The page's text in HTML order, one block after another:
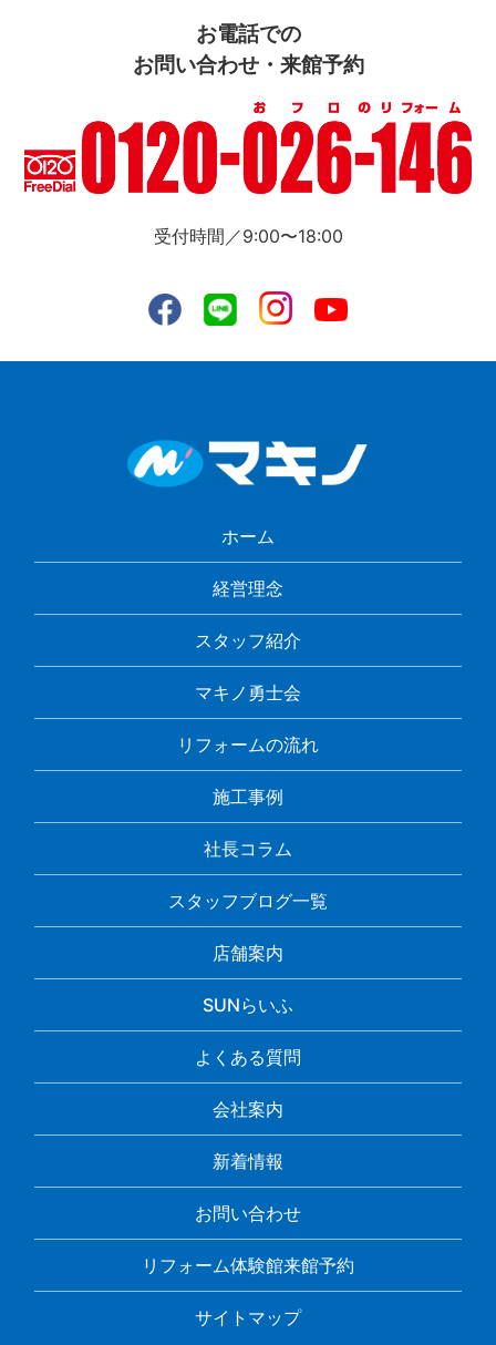
お電話での
お問い合わせ・来館予約
受付時間／9:00〜18:00
ホーム
経営理念
スタッフ紹介
マキノ勇士会
リフォームの流れ
施工事例
社長コラム
スタッフブログ一覧
店舗案内
SUNらいふ
よくある質問
会社案内
新着情報
お問い合わせ
リフォーム体験館来館予約
サイトマップ